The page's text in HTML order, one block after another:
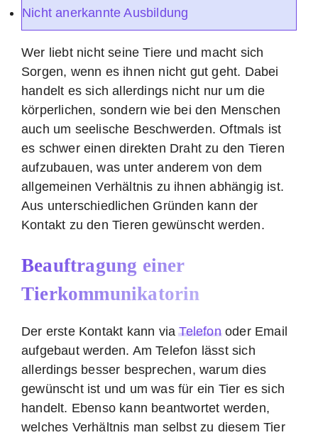
Nicht anerkannte Ausbildung
Wer liebt nicht seine Tiere und macht sich
Sorgen, wenn es ihnen nicht gut geht. Dabei
handelt es sich allerdings nicht nur um die
körperlichen, sondern wie bei den Menschen
auch um seelische Beschwerden. Oftmals ist
es schwer einen direkten Draht zu den Tieren
aufzubauen, was unter anderem von dem
allgemeinen Verhältnis zu ihnen abhängig ist.
Aus unterschiedlichen Gründen kann der
Kontakt zu den Tieren gewünscht werden.
Beauftragung einer
Tierkommunikatorin
Der erste Kontakt kann viaTelefonoder Email
aufgebaut werden. Am Telefon lässt sich
allerdings besser besprechen, warum dies
gewünscht ist und um was für ein Tier es sich
handelt. Ebenso kann beantwortet werden,
welches Verhältnis man selbst zu diesem Tier